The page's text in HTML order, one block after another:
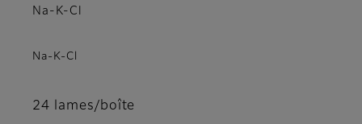
Na-K-Cl
Na-K-Cl
24 lames/boîte